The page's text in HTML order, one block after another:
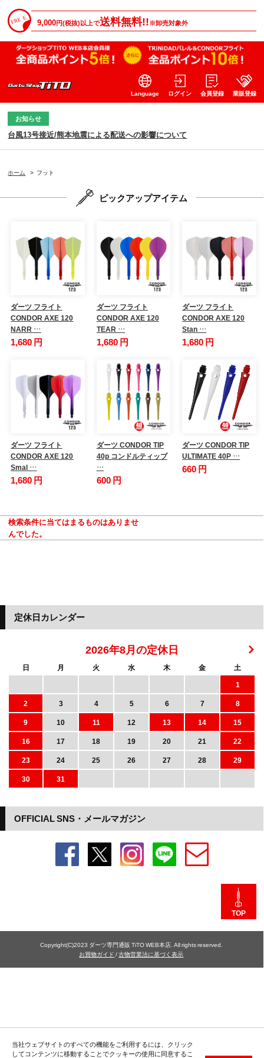
9,000円(税抜)以上で送料無料!!※卸売対象外
Language ログイン 会員登録 業販登録
お知らせ
台風13号接近/熊本地震による配送への影響について
ホーム > フット
ピックアップアイテム
ダーツ フライト
CONDOR AXE 120
NARR …
1,680 円
ダーツ フライト
CONDOR AXE 120
TEAR …
1,680 円
ダーツ フライト
CONDOR AXE 120
Stan …
1,680 円
ダーツ フライト
CONDOR AXE 120
Smal …
1,680 円
ダーツ CONDOR TIP
40p コンドルティップ
…
600 円
ダーツ CONDOR TIP
ULTIMATE 40P …
660 円
検索条件に当てはまるものはありませ
んでした。
当社ウェブサイトのすべての機能をご利用するには、クリック
してコンテンツに移動することでクッキーの使用に同意するこ
OFFICIAL SNS・メールマガジン
定休日カレンダー
2026年8月の定休日
日 月 火 水 木 金
土
1
2
3 4 5 6 7
8
9
10 11 12 13 14
15
16
17 18 19 20 21
22
23
24 25 26 27 28
29
30
31
TOP
Copyright(C)2023 ダーツ専門通販 TiTO WEB本店. All rights reserved.
お買物ガイド /古物営業法に基づく表示